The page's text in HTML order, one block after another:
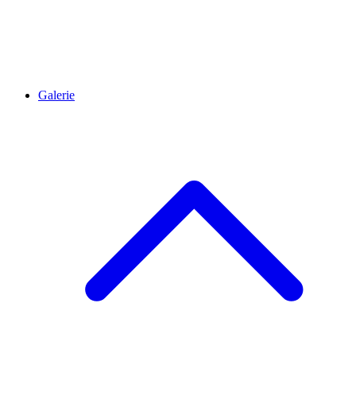
Galerie